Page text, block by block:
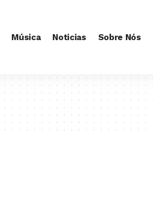
Música Noticias Sobre Nós